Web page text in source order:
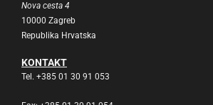
Nova cesta 4
10000 Zagreb
Republika Hrvatska
KONTAKT
Tel. +385 01 30 91 053